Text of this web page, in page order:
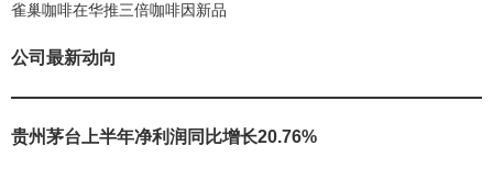
雀巢咖啡在华推三倍咖啡因新品
公司最新动向
贵州茅台上半年净利润同比增长20.76%